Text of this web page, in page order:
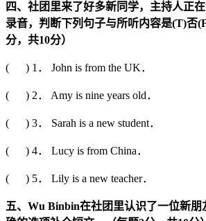
四、社团里来了好多新同学，主持人正
录音，判断下列句子与所听内容是(T)否
分，共10分）
( ) 1． John is from the UK．
( ) 2． Amy is nine years old．
( ) 3． Sarah is a new student．
( ) 4． Lucy is from China．
( ) 5． Lily is a new teacher．
五、 Wu Binbin在社团里认识了一位新朋